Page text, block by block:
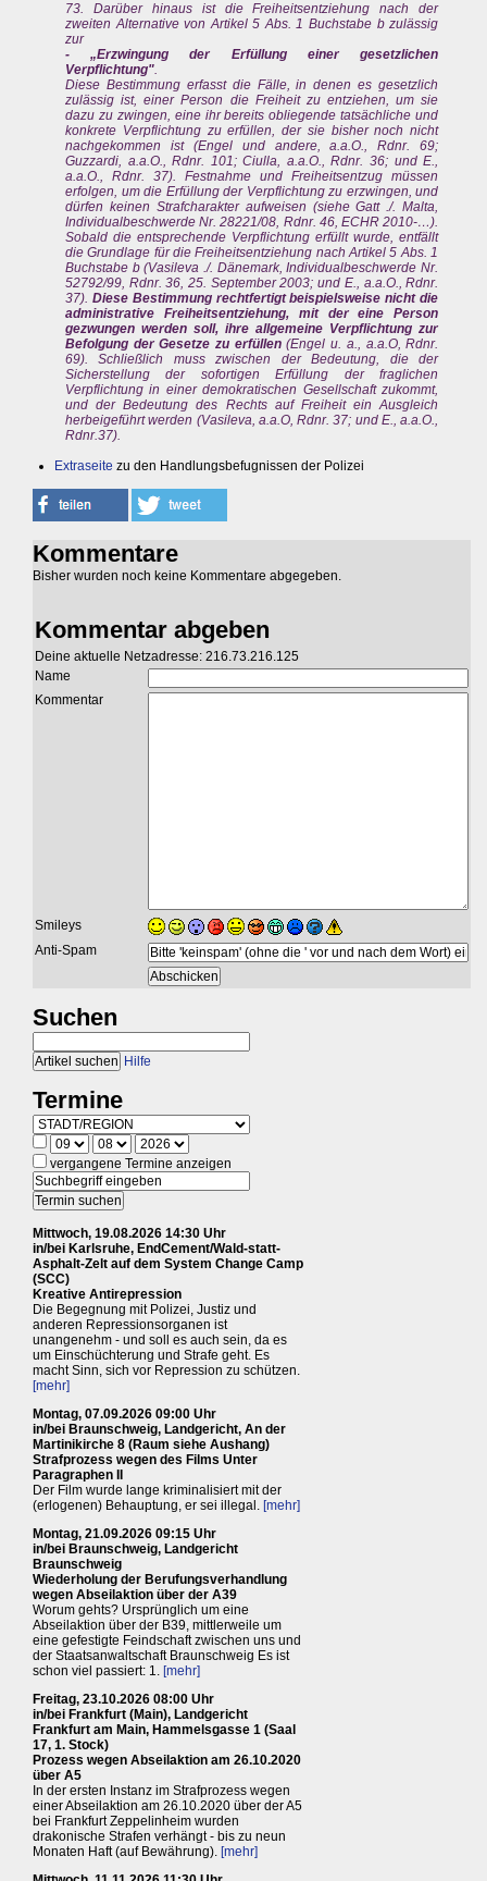
73. Darüber hinaus ist die Freiheitsentziehung nach der
zweiten Alternative von Artikel 5 Abs. 1 Buchstabe b zulässig
zur
- „Erzwingung der Erfüllung einer gesetzlichen
Verpflichtung".
Diese Bestimmung erfasst die Fälle, in denen es gesetzlich
zulässig ist, einer Person die Freiheit zu entziehen, um sie
dazu zu zwingen, eine ihr bereits obliegende tatsächliche und
konkrete Verpflichtung zu erfüllen, der sie bisher noch nicht
nachgekommen ist (Engel und andere, a.a.O., Rdnr. 69;
Guzzardi, a.a.O., Rdnr. 101; Ciulla, a.a.O., Rdnr. 36; und E.,
a.a.O., Rdnr. 37). Festnahme und Freiheitsentzug müssen
erfolgen, um die Erfüllung der Verpflichtung zu erzwingen, und
dürfen keinen Strafcharakter aufweisen (siehe Gatt ./. Malta,
Individualbeschwerde Nr. 28221/08, Rdnr. 46, ECHR 2010-…).
Sobald die entsprechende Verpflichtung erfüllt wurde, entfällt
die Grundlage für die Freiheitsentziehung nach Artikel 5 Abs. 1
Buchstabe b (Vasileva ./. Dänemark, Individualbeschwerde Nr.
52792/99, Rdnr. 36, 25. September 2003; und E., a.a.O., Rdnr.
37). Diese Bestimmung rechtfertigt beispielsweise nicht die
administrative Freiheitsentziehung, mit der eine Person
gezwungen werden soll, ihre allgemeine Verpflichtung zur
Befolgung der Gesetze zu erfüllen(Engel u. a., a.a.O, Rdnr.
69). Schließlich muss zwischen der Bedeutung, die der
Sicherstellung der sofortigen Erfüllung der fraglichen
Verpflichtung in einer demokratischen Gesellschaft zukommt,
und der Bedeutung des Rechts auf Freiheit ein Ausgleich
herbeigeführt werden (Vasileva, a.a.O, Rdnr. 37; und E., a.a.O.,
Rdnr.37).
Extraseite zu den Handlungsbefugnissen der Polizei
Kommentare
Bisher wurden noch keine Kommentare abgegeben.
Kommentar abgeben
Deine aktuelle Netzadresse: 216.73.216.125
Name
Kommentar
Smileys
Anti-Spam
Suchen
Hilfe
Termine
vergangene Termine anzeigen
Mittwoch, 19.08.2026 14:30 Uhr
in/bei Karlsruhe, EndCement/Wald-statt-
Asphalt-Zelt auf dem System Change Camp
(SCC)
Kreative Antirepression
Die Begegnung mit Polizei, Justiz und
anderen Repressionsorganen ist
unangenehm - und soll es auch sein, da es
um Einschüchterung und Strafe geht. Es
macht Sinn, sich vor Repression zu schützen.
[mehr]
Montag, 07.09.2026 09:00 Uhr
in/bei Braunschweig, Landgericht, An der
Martinikirche 8 (Raum siehe Aushang)
Strafprozess wegen des Films Unter
Paragraphen II
Der Film wurde lange kriminalisiert mit der
(erlogenen) Behauptung, er sei illegal. [mehr]
Montag, 21.09.2026 09:15 Uhr
in/bei Braunschweig, Landgericht
Braunschweig
Wiederholung der Berufungsverhandlung
wegen Abseilaktion über der A39
Worum gehts? Ursprünglich um eine
Abseilaktion über der B39, mittlerweile um
eine gefestigte Feindschaft zwischen uns und
der Staatsanwaltschaft Braunschweig Es ist
schon viel passiert: 1. [mehr]
Freitag, 23.10.2026 08:00 Uhr
in/bei Frankfurt (Main), Landgericht
Frankfurt am Main, Hammelsgasse 1 (Saal
17, 1. Stock)
Prozess wegen Abseilaktion am 26.10.2020
über A5
In der ersten Instanz im Strafprozess wegen
einer Abseilaktion am 26.10.2020 über der A5
bei Frankfurt Zeppelinheim wurden
drakonische Strafen verhängt - bis zu neun
Monaten Haft (auf Bewährung). [mehr]